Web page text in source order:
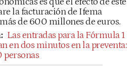
la facturación de Ifema
de 600 millones de euros.
Las entradas para la Fórmula 1
en dos minutos en la preventa:
personas